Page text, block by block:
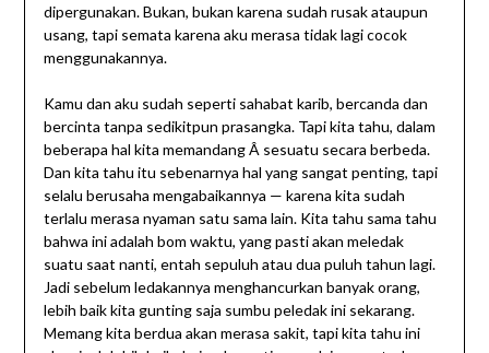
dipergunakan. Bukan, bukan karena sudah rusak ataupun
usang, tapi semata karena aku merasa tidak lagi cocok
menggunakannya.
Kamu dan aku sudah seperti sahabat karib, bercanda dan
bercinta tanpa sedikitpun prasangka. Tapi kita tahu, dalam
beberapa hal kita memandang Â sesuatu secara berbeda.
Dan kita tahu itu sebenarnya hal yang sangat penting, tapi
selalu berusaha mengabaikannya — karena kita sudah
terlalu merasa nyaman satu sama lain. Kita tahu sama tahu
bahwa ini adalah bom waktu, yang pasti akan meledak
suatu saat nanti, entah sepuluh atau dua puluh tahun lagi.
Jadi sebelum ledakannya menghancurkan banyak orang,
lebih baik kita gunting saja sumbu peledak ini sekarang.
Memang kita berdua akan merasa sakit, tapi kita tahu ini